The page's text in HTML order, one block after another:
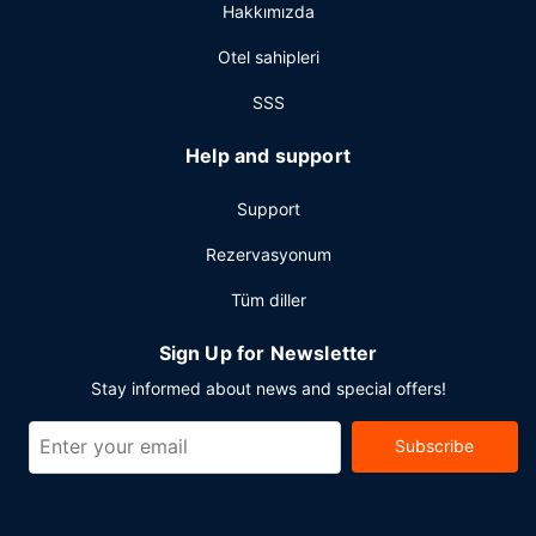
Hakkımızda
Otel sahipleri
SSS
Help and support
Support
Rezervasyonum
Tüm diller
Sign Up for Newsletter
Stay informed about news and special offers!
Subscribe